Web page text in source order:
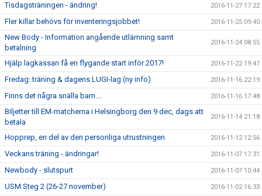
Tisdagsträningen - ändring! 2016-11-27 17:22
Fler killar behövs för inventeringsjobbet! 2016-11-25 09:40
New Body - Information angående utlämning samt
betalning
2016-11-24 08:55
Hjälp lagkassan få en flygande start inför 2017! 2016-11-22 19:47
Fredag: träning & dagens LUGI-lag (ny info) 2016-11-16 22:19
Finns det några snälla barn.... 2016-11-16 17:48
Biljetter till EM-matcherna i Helsingborg den 9 dec, dags att
betala
2016-11-14 21:18
Hopprep, en del av den personliga utrustningen 2016-11-12 12:56
Veckans träning - ändringar! 2016-11-07 17:31
Newbody - slutspurt 2016-11-07 10:44
USM Steg 2 (26-27 november) 2016-11-02 16:33